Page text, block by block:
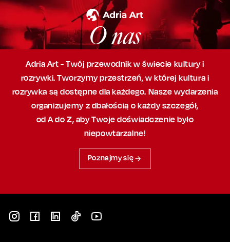
O nas
Adria Art - Twój przewodnik w świecie kultury i
rozrywki. Tworzymy przestrzeń,w której kultura i
rozrywka są dostępne dla każdego. Nasze wydarzenia
organizujemy z dbałością o każdy szczegół,
od A do Z, abyTwoje doświadczenie było
niepowtarzalne!
Poznajmy się